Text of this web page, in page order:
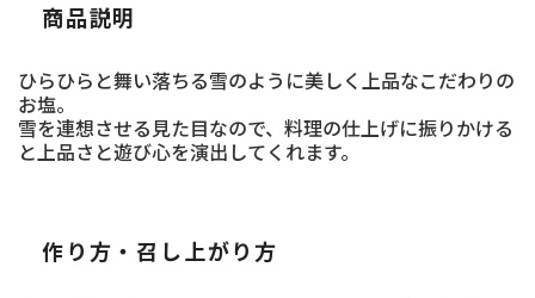
商品説明
ひらひらと舞い落ちる雪のように美しく上品なこだわりの
お塩。
雪を連想させる見た目なので、料理の仕上げに振りかける
と上品さと遊び心を演出してくれます。
作り方・召し上がり方